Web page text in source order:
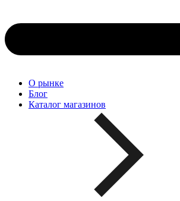
О рынке
Блог
Каталог магазинов